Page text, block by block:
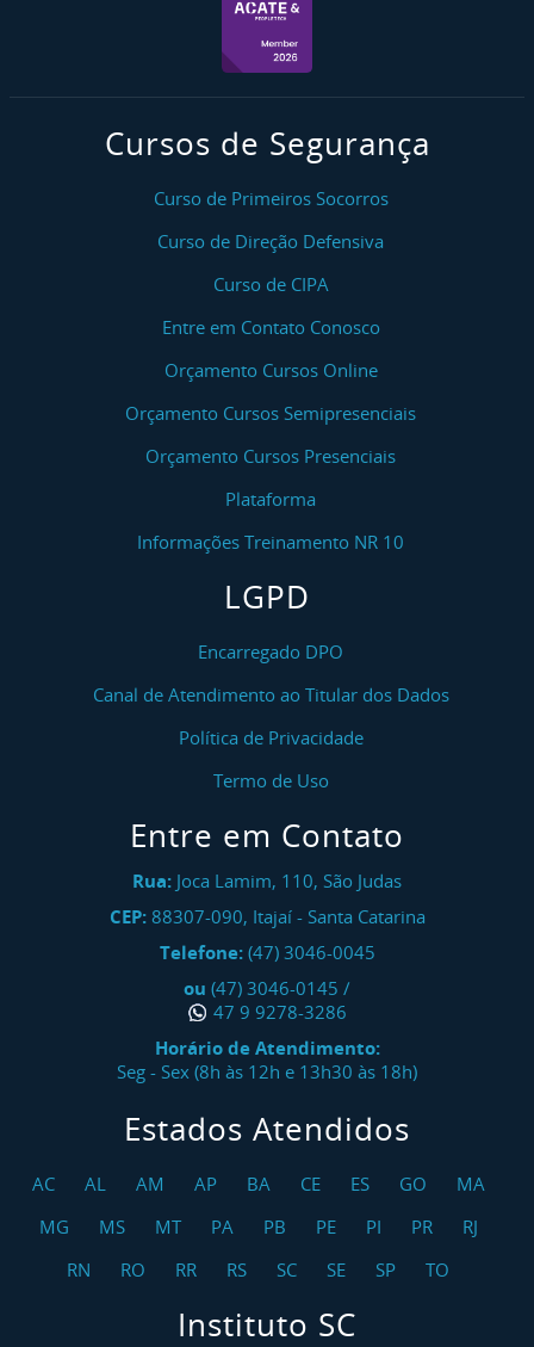
Cursos de Segurança
Curso de Primeiros Socorros
Curso de Direção Defensiva
Curso de CIPA
Entre em Contato Conosco
Orçamento Cursos Online
Orçamento Cursos Semipresenciais
Orçamento Cursos Presenciais
Plataforma
Informações Treinamento NR 10
LGPD
Encarregado DPO
Canal de Atendimento ao Titular dos Dados
Política de Privacidade
Termo de Uso
Entre em Contato
Rua: Joca Lamim, 110, São Judas
CEP: 88307-090, Itajaí- Santa Catarina
Telefone: (47) 3046-0045
ou (47) 3046-0145 /
47 9 9278-3286
Horário de Atendimento:
Seg - Sex (8h às 12h e 13h30 às 18h)
Estados Atendidos
AC AL AM AP BA CE ES GO
MA
MG
MS MT PA PB PE PI PR
RJ
RN
RO RR RS SC SE SP TO
Instituto SC